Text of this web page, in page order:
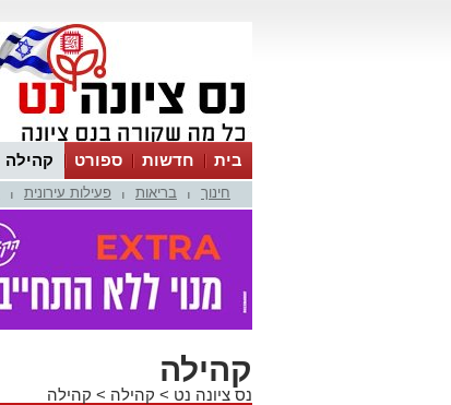
בית חדשות ספורט קהילה
חינוך בריאות פעילות עירונית
קהילה
נס ציונה נט > קהילה > קהילה